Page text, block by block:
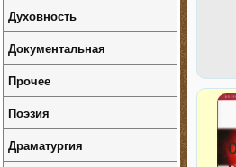
Духовность
Документальная
Прочее
Поэзия
Драматургия